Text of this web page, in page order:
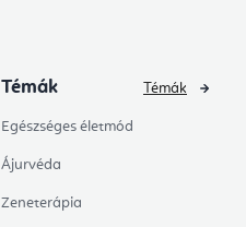
Témák
Egészséges életmód
Ájurvéda
Zeneterápia
Témák